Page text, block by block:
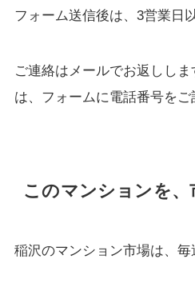
フォーム送信後は、3営業日
ご連絡はメールでお返しし
は、フォームに電話番号をご
このマンションを、
稲沢のマンション市場は、毎